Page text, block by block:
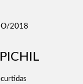
2018
curtidas